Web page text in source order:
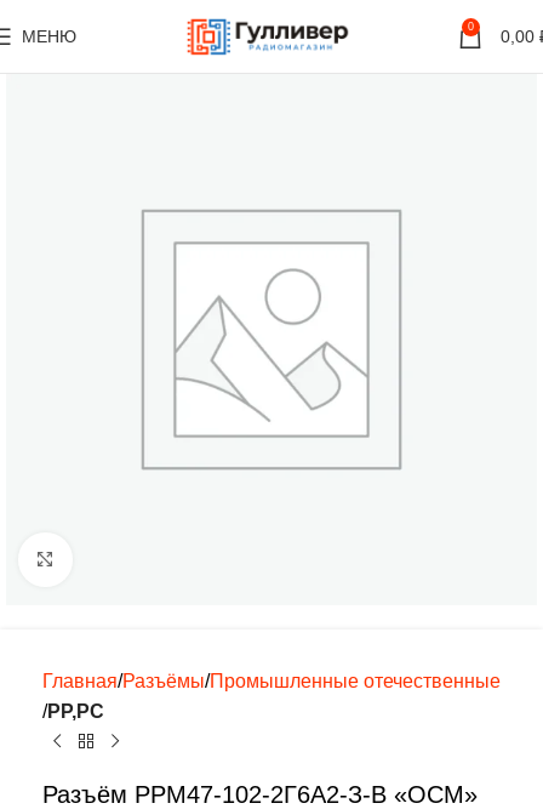
МЕНЮ 0 0,00
Главная Разъёмы Промышленные отечественные
РР,РC
Разъём РРМ47-102-2Г6А2-З-В «ОСМ»